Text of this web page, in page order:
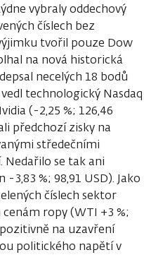
vybraly oddechový
číslech bez
tvořil pouze Dow
na nová historická
necelých 18 bodů
technologický Nasdaq
(-2,25 %; 126,46
předchozí zisky na
středečními
Nedařilo se tak ani
%; 98,91 USD). Jako
číslech sektor
ropy (WTI +3 %;
na uzavření
politického napětí v